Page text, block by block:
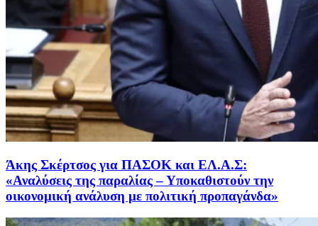
Άκης Σκέρτσος για ΠΑΣΟΚ και ΕΛ.Α.Σ:
«Αναλύσεις της παραλίας – Υποκαθιστούν την
οικονομική ανάλυση με πολιτική προπαγάνδα»